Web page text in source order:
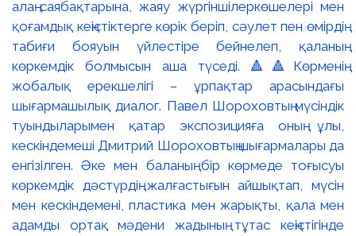
алаң-саябақтарына, жаяу жүргіншілеркөшелері мен
қоғамдық кеңістіктерге көрік беріп, сәулет пен өмірдің
табиғи бояуын үйлестіре бейнелеп, қаланың
көркемдік болмысын аша түседі. 🔺🔺Көрменің
жобалық ерекшелігі – ұрпақтар арасындағы
шығармашылық диалог. Павел Шороховтың мүсіндік
туындыларымен қатар экспозицияға оның ұлы,
кескіндемеші Дмитрий Шороховтың шығармалары да
енгізілген. Әке мен баланың бір көрмеде тоғысуы
көркемдік дәстүрдің жалғастығын айшықтап, мүсін
мен кескіндемені, пластика мен жарықты, қала мен
адамды ортақ мәдени жадының тұтас кеңістігінде